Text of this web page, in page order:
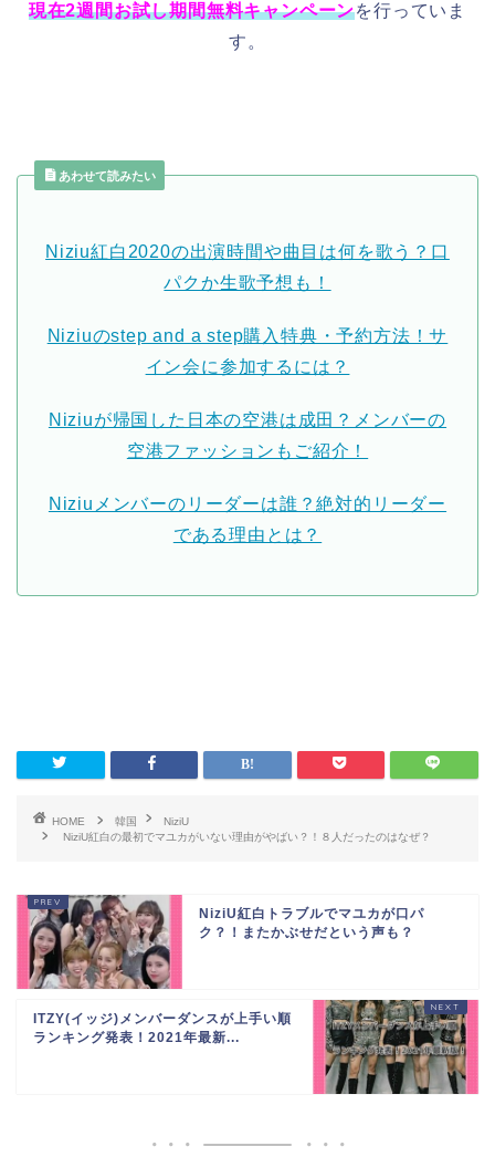
現在2週間お試し期間無料キャンペーンを行っていま
す。
あわせて読みたい
Niziu紅白2020の出演時間や曲目は何を歌う？口
パクか生歌予想も！
Niziuのstep and a step購入特典・予約方法！サ
イン会に参加するには？
Niziuが帰国した日本の空港は成田？メンバーの
空港ファッションもご紹介！
Niziuメンバーのリーダーは誰？絶対的リーダー
である理由とは？
HOME 韓国
NiziU
NiziU紅白の最初でマユカがいない理由がやばい？！８人だったのはなぜ？
NiziU紅白トラブルでマユカが口パ
ク？！またかぶせだという声も？
ITZY(イッジ)メンバーダンスが上手い順
ランキング発表！2021年最新...